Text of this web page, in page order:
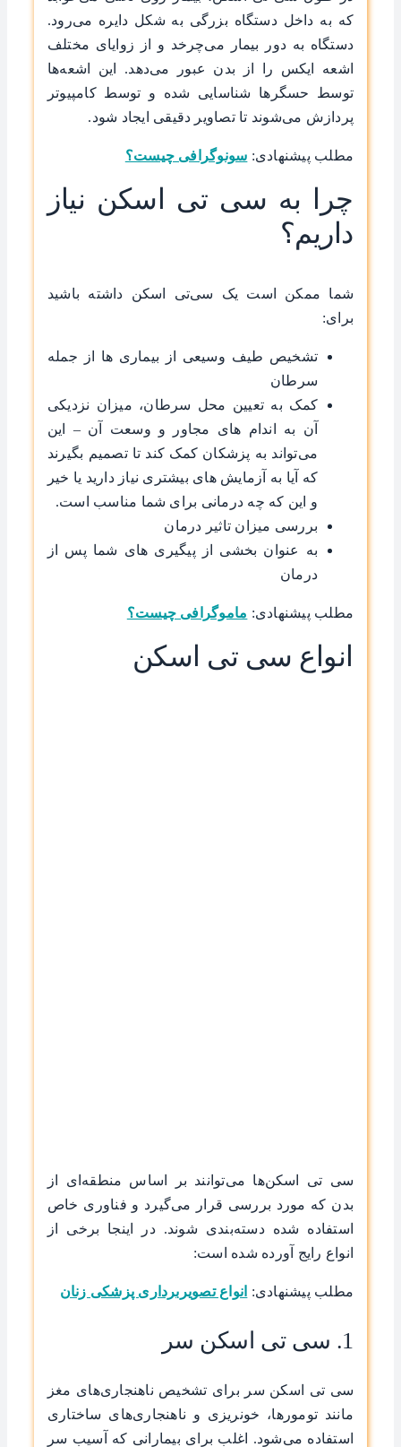
که به داخل دستگاه بزرگی به شکل دایره می‌رود.
دستگاه به دور بیمار می‌چرخد و از زوایای مختلف
اشعه ایکس را از بدن عبور می‌دهد. این اشعه‌ها
توسط حسگرها شناسایی شده و توسط کامپیوتر
پردازش می‌شوند تا تصاویر دقیقی ایجاد شود.
مطلب پیشنهادی:سونوگرافی چیست؟
چرا به سی تی اسکن نیاز
داریم؟
شما ممکن است یک سی‌تی اسکن داشته باشید
برای:
تشخیص طیف وسیعی از بیماری ها از جمله
سرطان
کمک به تعیین محل سرطان، میزان نزدیکی
آن به اندام های مجاور و وسعت آن – این
می‌تواند به پزشکان کمک کند تا تصمیم بگیرند
که آیا به آزمایش های بیشتری نیاز دارید یا خیر
و این که چه درمانی برای شما مناسب است.
بررسی میزان تاثیر درمان
به عنوان بخشی از پیگیری های شما پس از
درمان
مطلب پیشنهادی:ماموگرافی چیست؟
انواع سی تی اسکن
سی تی اسکن‌ها می‌توانند بر اساس منطقه‌ای از
بدن که مورد بررسی قرار می‌گیرد و فناوری خاص
استفاده شده دسته‌بندی شوند. در اینجا برخی از
انواع رایج آورده شده است:
مطلب پیشنهادی:انواع تصویربرداری پزشکی زنان
سی تی اسکن سر برای تشخیص ناهنجاری‌های مغز
مانند تومورها، خونریزی و ناهنجاری‌های ساختاری
استفاده می‌شود. اغلب برای بیمارانی که آسیب سر